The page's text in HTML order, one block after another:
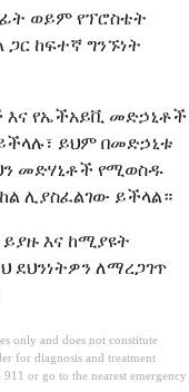
ወይም የፕሮስቴት
ከፍተኛ ግንኙነት
እና የኤችአይቪ መድኃኒቶች
ይህም በመድኃኒቱ
መድሃኒቶች የሚወስዱ
ሊያስፈልገው ይችላል።
እና ከሚያዩት
ደህንነትዎን ለማረጋገጥ
only and does not constitute
for diagnosis and treatment
or go to the nearest emergency